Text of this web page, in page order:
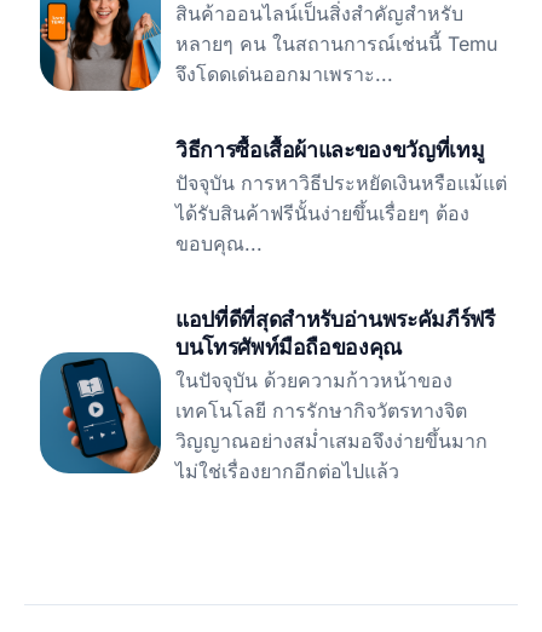
สินค้าออนไลน์เป็นสิ่งสำคัญสำหรับ
หลายๆ คน ในสถานการณ์เช่นนี้ Temu
จึงโดดเด่นออกมาเพราะ...
วิธีการซื้อเสื้อผ้าและของขวัญที่เทมู
ปัจจุบัน การหาวิธีประหยัดเงินหรือแม้แต่
ได้รับสินค้าฟรีนั้นง่ายขึ้นเรื่อยๆ ต้อง
ขอบคุณ...
แอปที่ดีที่สุดสำหรับอ่านพระคัมภีร์ฟรี
บนโทรศัพท์มือถือของคุณ
ในปัจจุบัน ด้วยความก้าวหน้าของ
เทคโนโลยี การรักษากิจวัตรทางจิต
วิญญาณอย่างสม่ำเสมอจึงง่ายขึ้นมาก
ไม่ใช่เรื่องยากอีกต่อไปแล้ว